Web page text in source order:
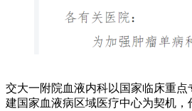
交大一附院血液内科以国家临床重点
建国家血液病区域医疗中心为契机